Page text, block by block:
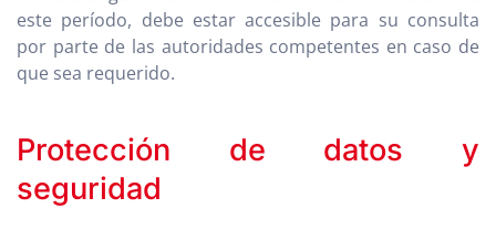
este período, debe estar accesible para su consulta
por parte de las autoridades competentes en caso de
que sea requerido.
Protección de datos y
seguridad